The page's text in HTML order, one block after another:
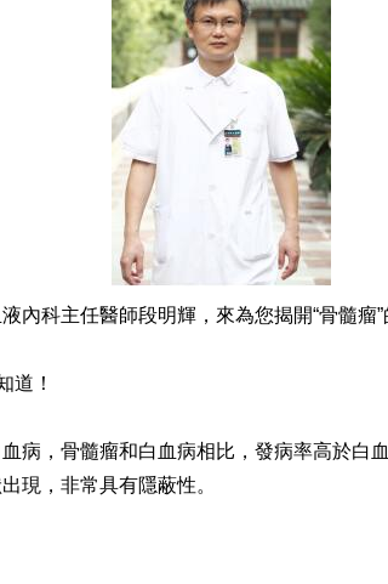
內科主任醫師段明輝，來為您揭開“骨髓瘤”
道！
病，骨髓瘤和白血病相比，發病率高於白
現，非常具有隱蔽性。